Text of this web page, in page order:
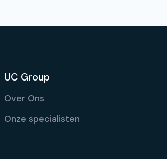
UC Group
Over Ons
Onze specialisten